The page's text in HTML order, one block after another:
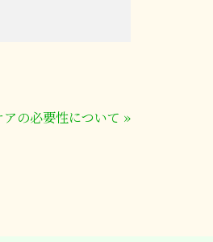
アの必要性について »